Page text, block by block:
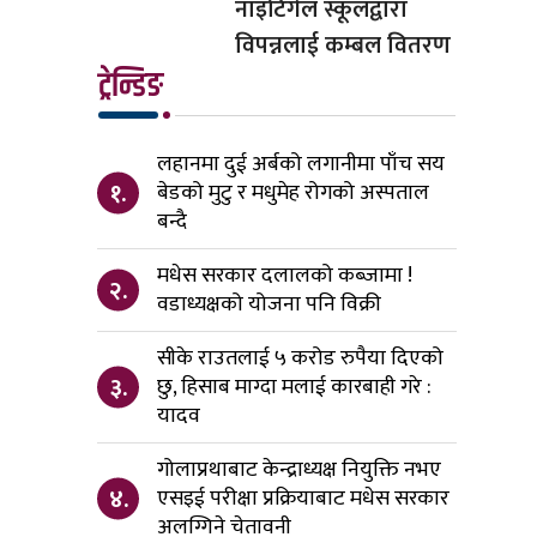
नाइटिंगेल स्कूलद्वारा
विपन्नलाई कम्बल वितरण
ट्रेन्डिङ
१.
लहानमा दुई अर्बको लगानीमा पाँच सय
बेडको मुटु र मधुमेह रोगको अस्पताल
बन्दै
२.
मधेस सरकार दलालको कब्जामा !
वडाध्यक्षको योजना पनि विक्री
३.
सीके राउतलाई ५ करोड रुपैया दिएको
छु, हिसाब माग्दा मलाई कारबाही गरे :
यादव
४.
गोलाप्रथाबाट केन्द्राध्यक्ष नियुक्ति नभए
एसइई परीक्षा प्रक्रियाबाट मधेस सरकार
अलग्गिने चेतावनी